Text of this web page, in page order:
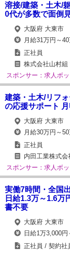
溶接/建築・土木/
0代が多数で面倒
大阪府 大東市
月給31万円～
正社員
株式会社山村組
スポンサー：求人ボ
建築・土木/リフ
の応援サポート
大阪府 大東市
月給30万円～50
正社員
内田工業株式会
スポンサー：求人ボ
実働7時間・全国
日給1.3万～1.6万
書不要
大阪府 大東市
日給1万3,000
正社員 / 契約社